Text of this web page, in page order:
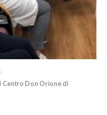
Centro Don Orione di